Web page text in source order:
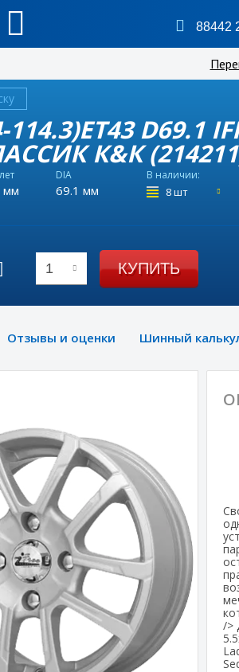
88442
114.3)ET43 D69.1
К&К
мм
DIA
69.1 мм
В наличии:
8 шт
1 КУПИТЬ
Отзывы и оценки Шинный
/>